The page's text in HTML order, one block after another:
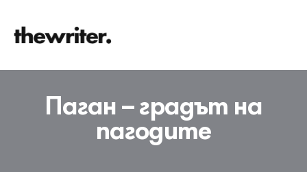
Паган – градът на
пагодите